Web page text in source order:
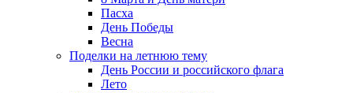
Пасха
День Победы
Весна
Поделки на летнюю тему
День России и российского флага
Лето